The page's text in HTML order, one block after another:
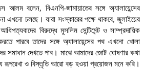
আলম বলেন, বিএনপি-জামায়াতের সঙ্গে অ্যালায়েন্সের
এখনো চলছে। যারা সংস্কারের পক্ষে থাকবে, জুলাইয়ের
বিরুদ্ধে মুসলিম সেন্টিমেন্ট ও সাম্প্রদায়িক
পারবে তাদের সঙ্গে অ্যালায়েন্সের পথ এখনো খোলা
সমাধান দেখতে পাব। মাঝে আমাদের জোট ঘোষণার কথা
ও বিস্তৃতি আরো বড় হওয়া প্রয়োজন মনে করি।